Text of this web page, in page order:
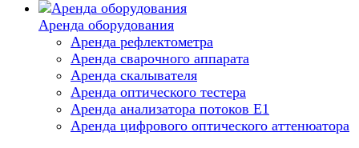
Аренда оборудования
Аренда рефлектометра
Аренда сварочного аппарата
Аренда скалывателя
Аренда оптического тестера
Аренда анализатора потоков Е1
Аренда цифрового оптического аттенюатора